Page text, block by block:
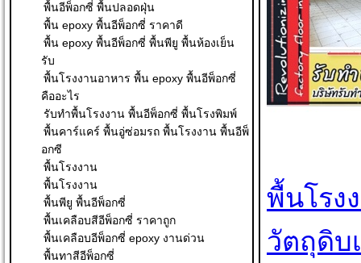
พื้นอีพ็อกซี่ พื้นปลอดฝุ่น
พื้น epoxy พื้นอีพ็อกซี่ ราคาดี
พื้น epoxy พื้นอีพ็อกซี่ พื้นพียู พื้นห้องเย็น
รับ
พื้นโรงงานอาหาร พื้น epoxy พื้นอีพ็อกซี่
คืออะไร
รับทำพื้นโรงงาน พื้นอีพ็อกซี่ พื้นโรงพิมพ์
พื้นคาร์แคร์ พื้นอู่ซ่อมรถ พื้นโรงงาน พื้นอีพ็
อกซี
พื้นโรงงาน
พื้นโรงงาน
พื้นพียู พื้นอีพ็อกซี่
พื้นเคลือบสีอีพ็อกซี่ ราคาถูก
พื้นเคลือบอีพ็อกซี่ epoxy งานด่วน
พื้นทาสีอีพ็อกซี่
พื้นโรง
วัตถุดิบ